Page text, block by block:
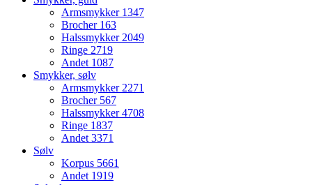
Armsmykker 1347
Brocher 163
Halssmykker 2049
Ringe 2719
Andet 1087
Smykker, sølv
Armsmykker 2271
Brocher 567
Halssmykker4708
Ringe 1837
Andet 3371
Sølv
Korpus 5661
Andet 1919